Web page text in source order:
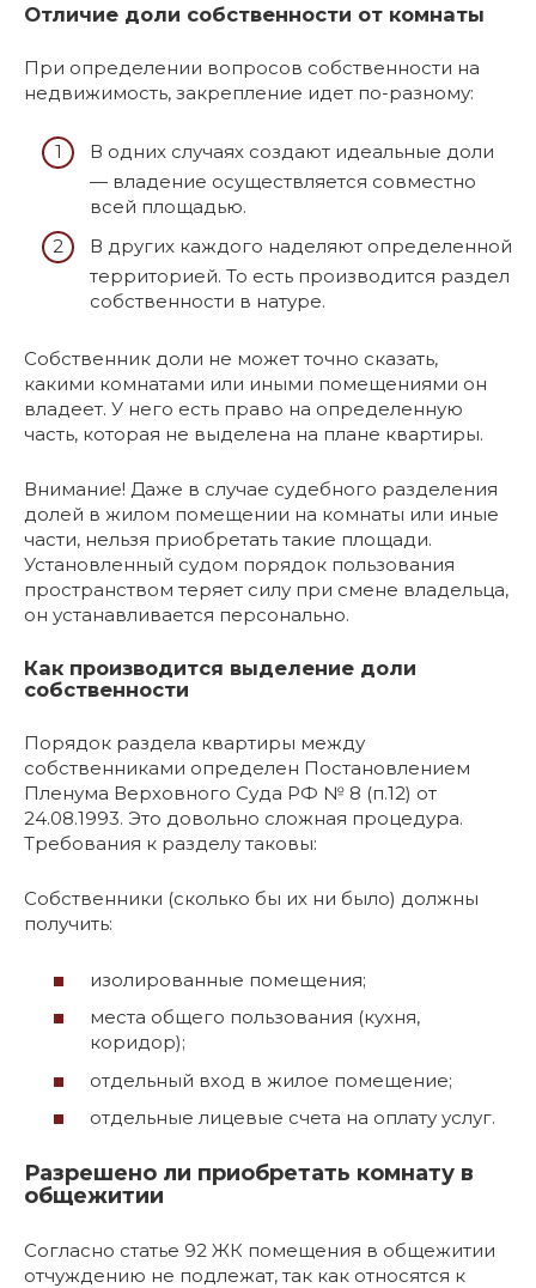
Отличие доли собственности от комнаты
При определении вопросов собственности на
недвижимость, закрепление идет по-разному:
В одних случаях создают идеальные доли
— владение осуществляется совместно
всей площадью.
В других каждого наделяют определенной
территорией. То есть производится раздел
собственности в натуре.
Собственник доли не может точно сказать,
какими комнатами или иными помещениями он
владеет. У него есть право на определенную
часть, которая не выделена на плане квартиры.
Внимание! Даже в случае судебного разделения
долей в жилом помещении на комнаты или иные
части, нельзя приобретать такие площади.
Установленный судом порядок пользования
пространством теряет силу при смене владельца,
он устанавливается персонально.
Как производится выделение доли
собственности
Порядок раздела квартиры между
собственниками определен Постановлением
Пленума Верховного Суда РФ № 8 (п.12) от
24.08.1993. Это довольно сложная процедура.
Требования к разделу таковы:
Собственники (сколько бы их ни было) должны
получить:
изолированные помещения;
места общего пользования (кухня,
коридор);
отдельный вход в жилое помещение;
отдельные лицевые счета на оплату услуг.
Разрешено ли приобретать комнату в
общежитии
Согласно статье 92 ЖК помещения в общежитии
отчуждению не подлежат, так как относятся к